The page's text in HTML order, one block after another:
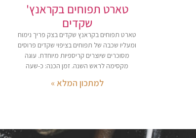
טארט תפוחים בקראנץ'
שקדים
טארט תפוחים בקראנץ שקדים בצק פריך נימוח
ומעליו שכבה של תפוחים בציפוי שקדים פרוסים
מסוכרים שיוצרים קריספיות מיוחדת. עוגה
מקסימה לראש השנה. זמן הכנה: כ-שעה
למתכון המלא »